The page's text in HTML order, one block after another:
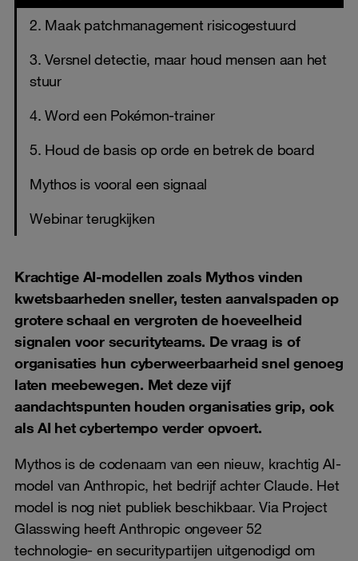
2. Maak patchmanagement risicogestuurd
3. Versnel detectie, maar houd mensen aan het
stuur
4. Word een Pokémon-trainer
5. Houd de basis op orde en betrek de board
Mythos is vooral een signaal
Webinar terugkijken
Krachtige AI-modellen zoals Mythos vinden
kwetsbaarheden sneller, testen aanvalspaden op
grotere schaal en vergroten de hoeveelheid
signalen voor securityteams. De vraag is of
organisaties hun cyberweerbaarheid snel genoeg
laten meebewegen. Met deze vijf
aandachtspunten houden organisaties grip, ook
als AI het cybertempo verder opvoert.
Mythos is de codenaam van een nieuw, krachtig AI-
model van Anthropic, het bedrijf achter Claude. Het
model is nog niet publiek beschikbaar. Via Project
Glasswing heeft Anthropic ongeveer 52
technologie- en securitypartijen uitgenodigd om